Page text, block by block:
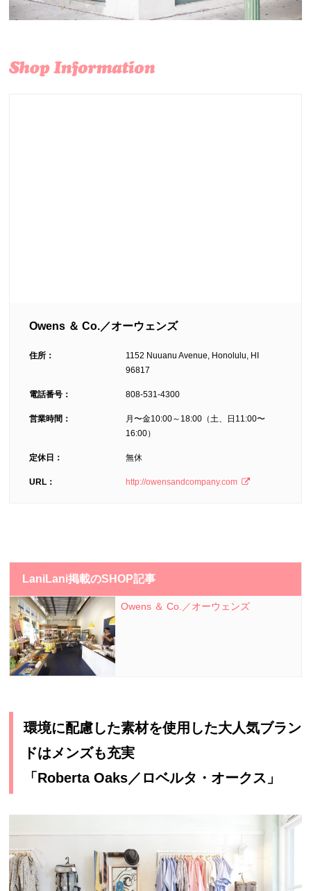
Owens ＆ Co.／オーウェンズ
住所：
1152 Nuuanu Avenue, Honolulu, HI
96817
電話番号： 808­-531-4300
営業時間：
月〜金10:00～18:00（土、日11:00〜
16:00）
定休日： 無休
URL： http://owensandcompany.com
LaniLani掲載のSHOP記事
Owens ＆ Co.／オーウェンズ
環境に配慮した素材を使用した大人気ブラン
ドはメンズも充実
「Roberta Oaks／ロベルタ・オークス」